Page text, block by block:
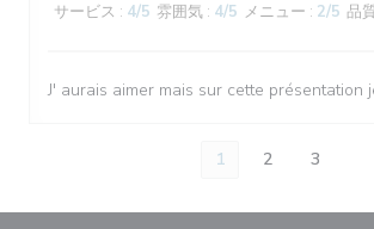
サービス : 4/5 雰囲気 : 4/5 メニュー : 2/5 品
J' aurais aimer mais sur cette présentation
1 2 3